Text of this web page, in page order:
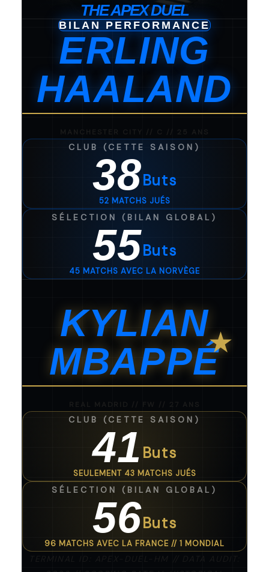
THEAPEXDUEL
BILAN PERFORMANCE
ERLING
HAALAND
CLUB (CETTE SAISON)
38Buts
52 MATCHS JUÉS
SÉLECTION (BILAN GLOBAL)
55Buts
45 MATCHS AVEC LA NORVÈGE
★
KYLIAN
MBAPPÉ
CLUB (CETTE SAISON)
41 Buts
SEULEMENT 43 MATCHS JUÉS
SÉLECTION (BILAN GLOBAL)
56Buts
96 MATCHS AVEC LA FRANCE // 1 MONDIAL